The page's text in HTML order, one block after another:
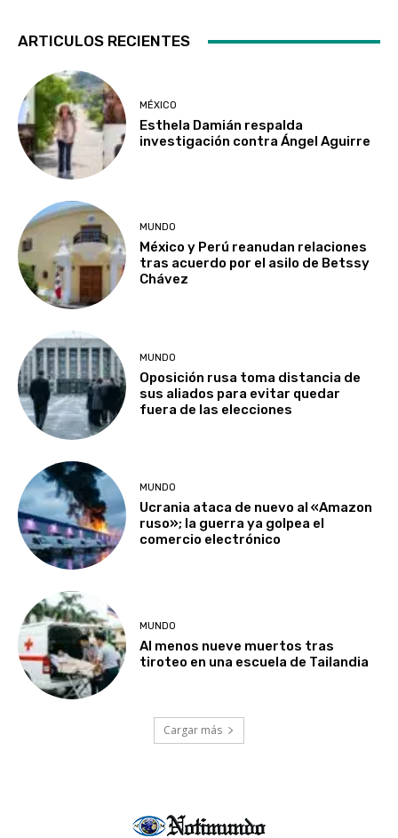
ARTICULOS RECIENTES
MÉXICO
Esthela Damián respalda
investigación contra Ángel Aguirre
MUNDO
México y Perú reanudan relaciones
tras acuerdo por el asilo de Betssy
Chávez
MUNDO
Oposición rusa toma distancia de
sus aliados para evitar quedar
fuera de las elecciones
MUNDO
Ucrania ataca de nuevo al «Amazon
ruso»; la guerra ya golpea el
comercio electrónico
MUNDO
Al menos nueve muertos tras
tiroteo en una escuela de Tailandia
Cargar más